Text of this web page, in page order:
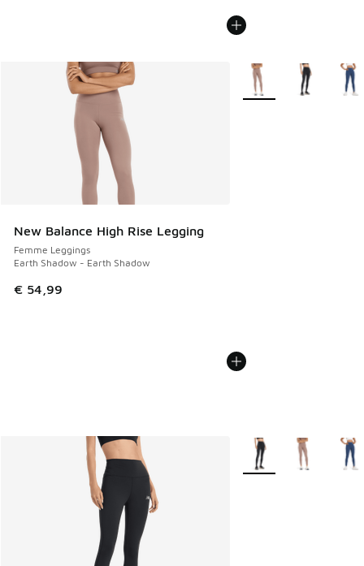
New Balance High Rise Legging
Femme Leggings
Earth Shadow - Earth Shadow
€ 54,99
Plus de couleurs
Plus de couleurs